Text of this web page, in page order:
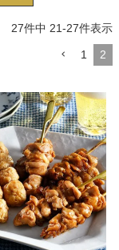
27件中 21-27件表示
1 2